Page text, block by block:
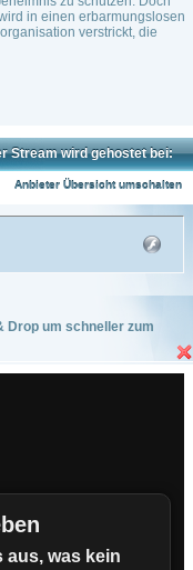
in einen erbarmungslosen
verstrickt, die
Stream wird gehostet bei:
Anbieter Übersicht umschalten
Drop um schneller zum